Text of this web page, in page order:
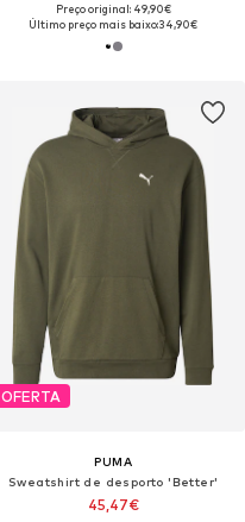
Preço original: 49,90€
Último preço mais baixo:34,90€
OFERTA
PUMA
Sweatshirt de desporto 'Better'
45,47€